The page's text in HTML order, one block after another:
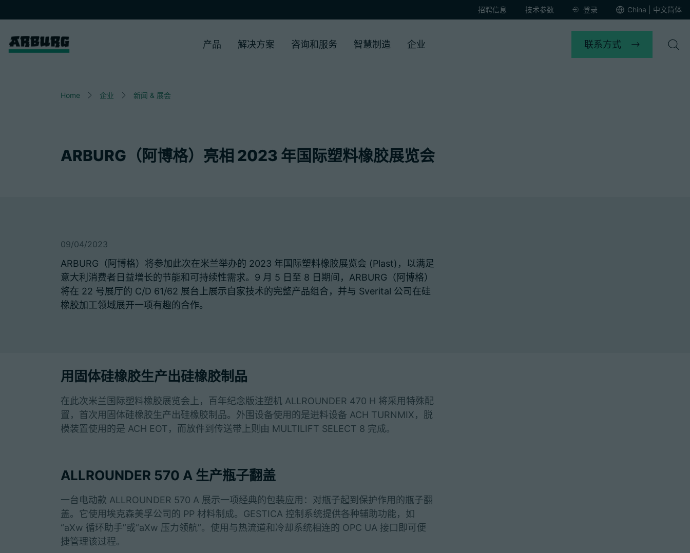
招聘信息 技术参数 登录 China | 中文简体
产品 解决方案 咨询和服务 智慧制造 企业 联系方式
Home 企业 新闻 & 展会
ARBURG（阿博格）亮相 2023 年国际塑料橡胶展览会
09/04/2023
ARBURG（阿博格）将参加此次在米兰举办的 2023 年国际塑料橡胶展览会 (Plast)，以满足
意大利消费者日益增长的节能和可持续性需求。9 月 5 日至 8 日期间，ARBURG（阿博格）
将在 22 号展厅的 C/D 61/62 展台上展示自家技术的完整产品组合，并与 Sverital 公司在硅
橡胶加工领域展开一项有趣的合作。
用固体硅橡胶生产出硅橡胶制品
在此次米兰国际塑料橡胶展览会上，百年纪念版注塑机 ALLROUNDER 470 H 将采用特殊配
置，首次用固体硅橡胶生产出硅橡胶制品。外围设备使用的是进料设备 ACH TURNMIX，脱
模装置使用的是 ACH EOT，而放件到传送带上则由 MULTILIFT SELECT 8 完成。
ALLROUNDER 570 A 生产瓶子翻盖
一台电动款 ALLROUNDER 570 A 展示一项经典的包装应用：对瓶子起到保护作用的瓶子翻
盖。它使用埃克森美孚公司的 PP 材料制成。GESTICA 控制系统提供各种辅助功能，如
“aXw 循环助手”或“aXw 压力领航”。使用与热流道和冷却系统相连的 OPC UA 接口即可便
捷管理该过程。